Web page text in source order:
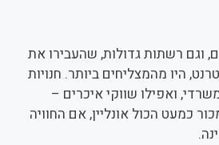
וגם רשתות גדולות, שהעבירו את
היו מהמצליחים ביותר. חנויות
ואפילו שווקי איכרים –
כמעט הכול אונליין, אם החוויה